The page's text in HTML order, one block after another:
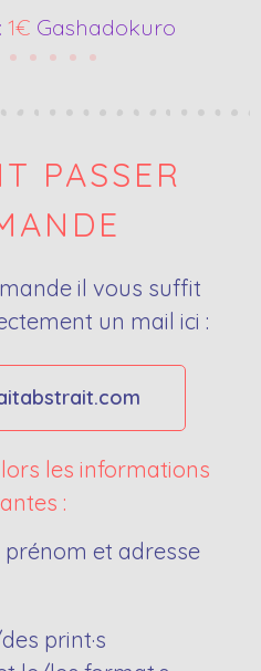
page 2€
: 1€ Gashadokuro
1€
page 2€
1€
PASSER
il vous suffit
un mail ici :
les informations
:
et adresse
print·s